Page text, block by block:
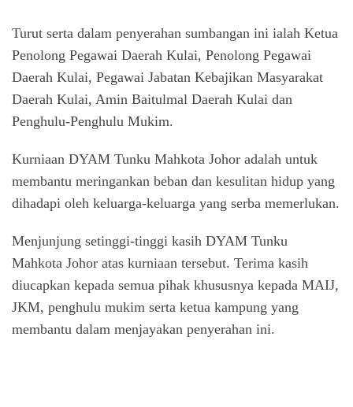
Turut serta dalam penyerahan sumbangan ini ialah Ketua
Penolong Pegawai Daerah Kulai, Penolong Pegawai
Daerah Kulai, Pegawai Jabatan Kebajikan Masyarakat
Daerah Kulai, Amin Baitulmal Daerah Kulai dan
Penghulu-Penghulu Mukim.
Kurniaan DYAM Tunku Mahkota Johor adalah untuk
membantu meringankan beban dan kesulitan hidup yang
dihadapi oleh keluarga-keluarga yang serba memerlukan.
Menjunjung setinggi-tinggi kasih DYAM Tunku
Mahkota Johor atas kurniaan tersebut. Terima kasih
diucapkan kepada semua pihak khususnya kepada MAIJ,
JKM, penghulu mukim serta ketua kampung yang
membantu dalam menjayakan penyerahan ini.